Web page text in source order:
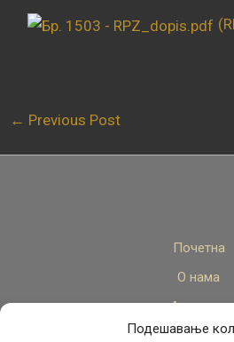
Подешавање
← Previous Post
Почетна
О нама
Актуелно
Стручни